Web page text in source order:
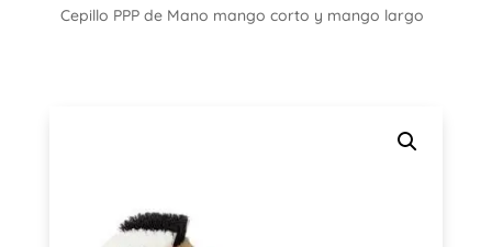
Cepillo PPP de Mano mango corto y mango largo